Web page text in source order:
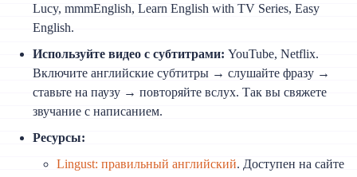
Lucy, mmmEnglish, Learn English with TV Series, Easy
English.
Используйте видео с субтитрами: YouTube, Netflix.
Включите английские субтитры → слушайте фразу →
ставьте на паузу → повторяйте вслух. Так вы свяжете
звучание с написанием.
Ресурсы:
Lingust: правильный английский. Доступен на сайте